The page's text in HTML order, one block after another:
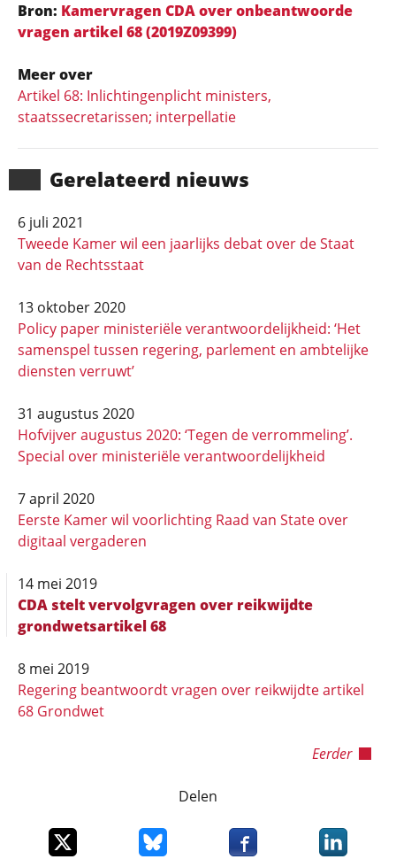
Gerela­teerd nieuws
6 juli 2021
Tweede Kamer wil een jaarlijks debat over de Staat
van de Rechtsstaat
13 oktober 2020
Policy paper ministeriële verantwoordelijkheid: ‘Het
samenspel tussen regering, parlement en ambtelijke
diensten verruwt’
31 augustus 2020
Hofvijver augustus 2020: ‘Tegen de verrommeling’.
Special over ministeriële verantwoordelijkheid
7 april 2020
Eerste Kamer wil voorlichting Raad van State over
digitaal vergaderen
14 mei 2019
CDA stelt vervolgvragen over reikwijdte
grondwetsartikel 68
8 mei 2019
Regering beantwoordt vragen over reikwijdte artikel
68 Grondwet
Eerder
Bron: Kamervragen CDA over onbeantwoorde
vragen artikel 68 (2019Z09399)
Meer over
Artikel 68: Inlichtingenplicht ministers,
staatssecretarissen; interpellatie
Delen
Deel dit item op XDeel dit item op Bluesky
Deel dit item opDeel dit